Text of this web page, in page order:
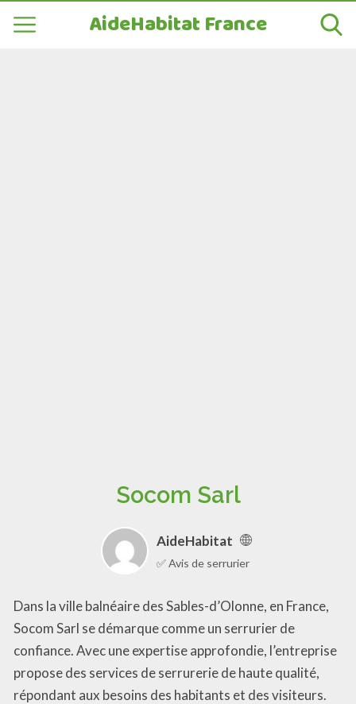
AideHabitat France
Socom Sarl
AideHabitat
✅ Avis de serrurier
Dans la ville balnéaire des Sables-d’Olonne, en France,
Socom Sarl se démarque comme un serrurier de
confiance. Avec une expertise approfondie, l’entreprise
propose des services de serrurerie de haute qualité,
répondant aux besoins des habitants et des visiteurs.